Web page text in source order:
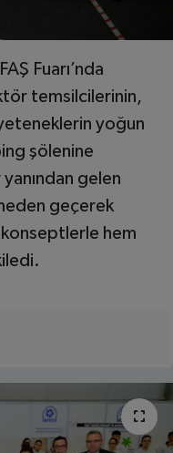
Fuarı’nda
temsilcilerinin,
yoğun
şölenine
gelen
geçerek
konseptlerle hem